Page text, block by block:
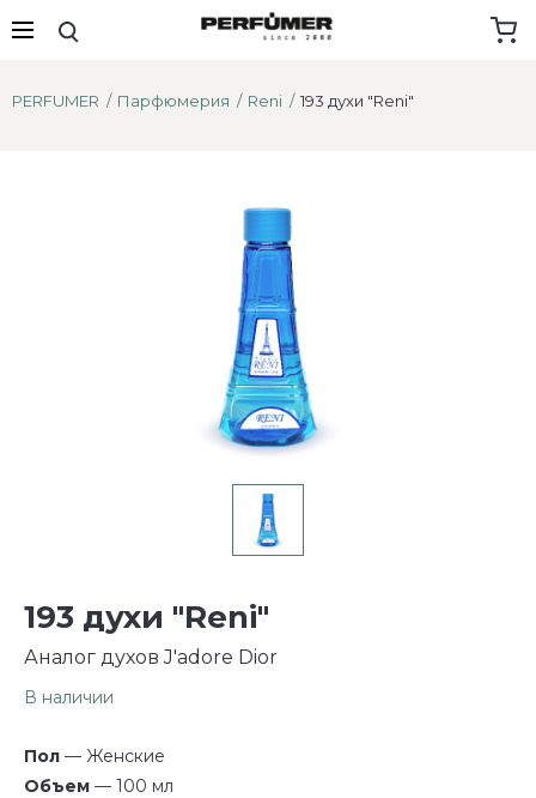
PERFUMER Парфюмерия Reni 193 духи "Reni"
193 духи "Reni"
Аналог духов J'adore Dior
В наличии
Пол
— Женские
Объем
— 100 мл